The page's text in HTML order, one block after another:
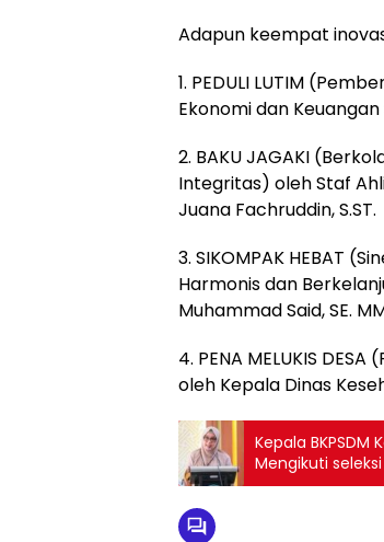
Adapun keempat
1. PEDULI LUTIM
Ekonomi dan
2. BAKU JAGAKI
Integritas) oleh Staf
Juana Fachruddin, S.ST.
3. SIKOMPAK HEBAT
Harmonis dan
Muhammad Said, SE.
4. PENA MELUKIS
oleh Kepala Dinas
Kepala
Mengikuti